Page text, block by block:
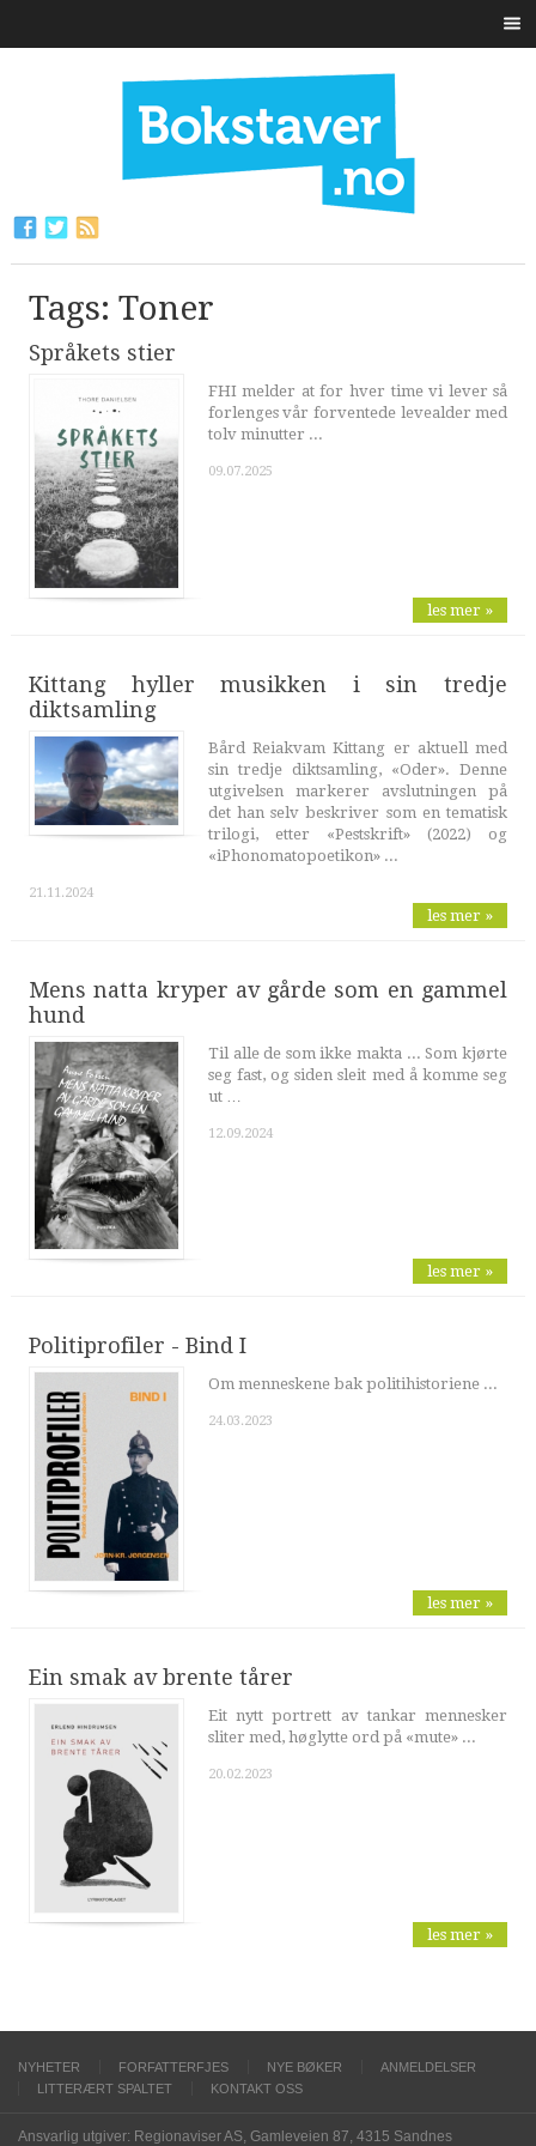
Tags: Toner
Språkets stier
FHI melder at for hver time vi lever så
forlenges vår forventede levealder med
tolv minutter ...
09.07.2025
les mer »
Kittang hyller musikken i sin tredje
diktsamling
Bård Reiakvam Kittang er aktuell med
sin tredje diktsamling, «Oder». Denne
utgivelsen markerer avslutningen på
det han selv beskriver som en tematisk
trilogi, etter «Pestskrift» (2022) og
«iPhonomatopoetikon» ...
21.11.2024
les mer »
Mens natta kryper av gårde som en gammel
hund
Til alle de som ikke makta ... Som kjørte
seg fast, og siden sleit med å komme seg
ut …
12.09.2024
les mer »
Politiprofiler - Bind I
Om menneskene bak politihistoriene ...
24.03.2023
les mer »
Ein smak av brente tårer
Eit nytt portrett av tankar mennesker
sliter med, høglytte ord på «mute» ...
20.02.2023
les mer »
NYHETER FORFATTERFJES NYE BØKER
ANMELDELSER
LITTERÆRT SPALTET
KONTAKT OSS
Ansvarlig utgiver: Regionaviser AS, Gamleveien 87, 4315 Sandnes